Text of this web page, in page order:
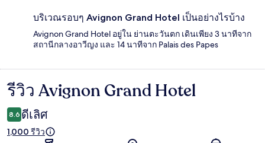
บริเวณรอบๆ Avignon Grand Hotel เป็นอย่างไรบ้าง
Avignon Grand Hotel อยู่ใน ย่านตะวันตก เดินเพียง 3 นาทีจาก
สถานีกลางอาวีญง และ 14 นาทีจาก Palais des Papes
รีวิว
รีวิว Avignon Grand Hotel
8.6 ดีเลิศ
1,000 รีวิว